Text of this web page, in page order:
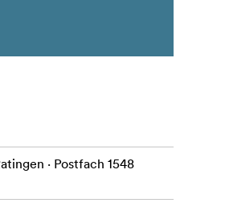
· Postfach 1548